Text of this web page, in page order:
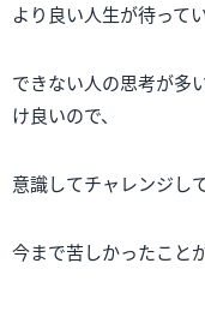
より良い人生が待って
できない人の思考が多
け良いので、
意識してチャレンジし
今まで苦しかったこと